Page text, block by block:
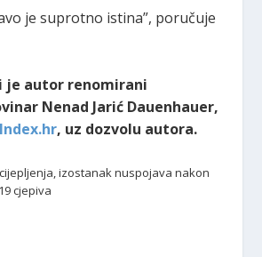
je suprotno istina”, poručuje
je autor renomirani
Nenad Jarić Dauenhauer,
Index.hr, uz dozvolu autora.
izostanak nuspojava nakon
cjepiva